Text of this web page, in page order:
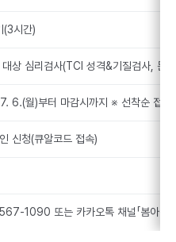
(3시간)
상 심리검사(TCI 성격&기질검사, 문
6.(월)부터 마감시까지 ※ 선착순 접수
신청(큐알코드 접속)
1090 또는 카카오톡 채널「봄아동청